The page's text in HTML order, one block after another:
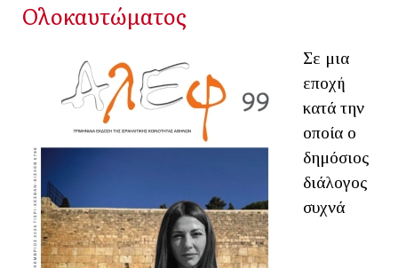
Ολοκαυτώματος
Σε μια
εποχή
κατά την
οποία ο
δημόσιος
διάλογος
συχνά